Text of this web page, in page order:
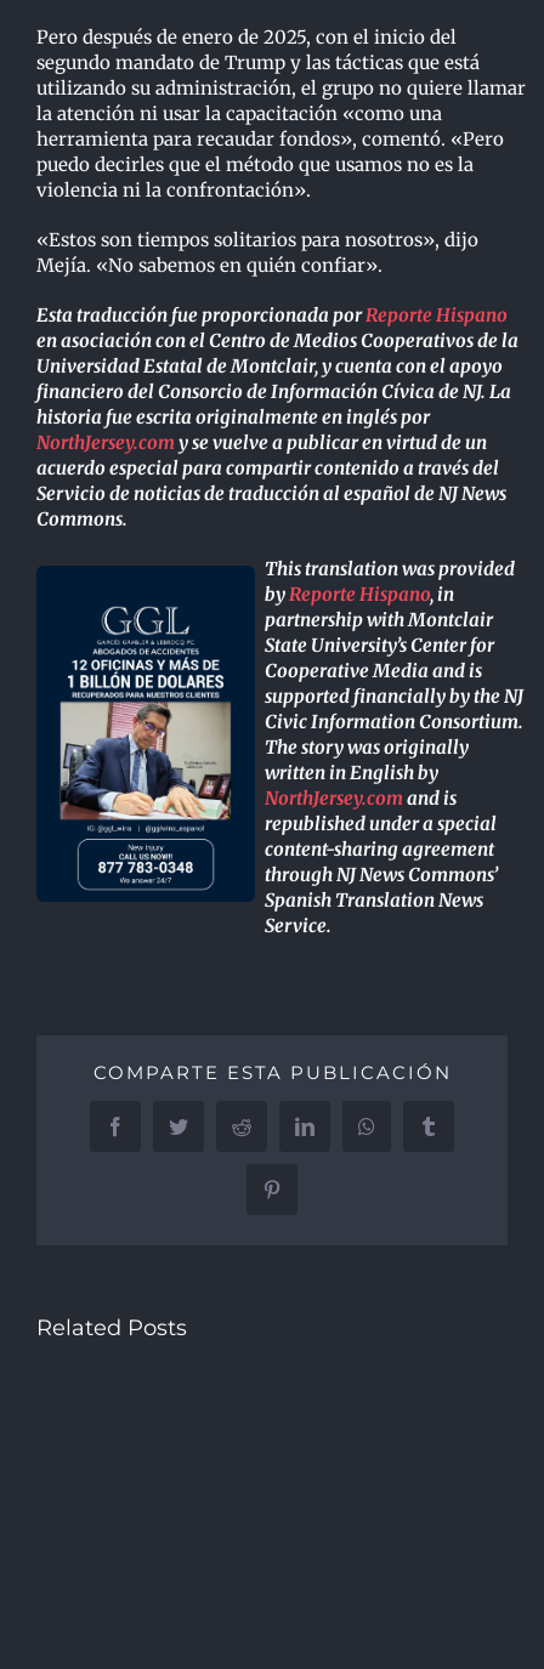
Pero después de enero de 2025, con el inicio del
segundo mandato de Trump y las tácticas que está
utilizando su administración, el grupo no quiere llamar
la atención ni usar la capacitación «como una
herramienta para recaudar fondos», comentó. «Pero
puedo decirles que el método que usamos no es la
violencia ni la confrontación».
«Estos son tiempos solitarios para nosotros», dijo
Mejía. «No sabemos en quién confiar».
Esta traducción fue proporcionada porReporte Hispano
en asociación con el Centro de Medios Cooperativos de la
Universidad Estatal de Montclair, y cuenta con el apoyo
financiero del Consorcio de Información Cívica de NJ. La
historia fue escrita originalmente en inglés por
NorthJersey.com y se vuelve a publicar en virtud de un
acuerdo especial para compartir contenido a través del
Servicio de noticias de traducción al español de NJ News
Commons.
This translation was provided
by Reporte Hispano, in
partnership with Montclair
State University’s Center for
Cooperative Media and is
supported financially by the NJ
Civic Information Consortium.
The story was originally
written in English by
NorthJersey.com and is
republished under a special
content-sharing agreement
through NJ News Commons’
Spanish Translation News
Service.
COMPARTE ESTA PUBLICACIÓN
FacebookTwitter Reddit LinkedInWhatsAppTumblr
Pinterest
Related Posts